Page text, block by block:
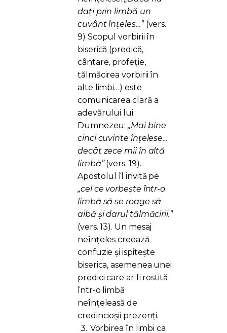
dați prin limbă un
cuvânt înțeles…”(vers.
9) Scopul vorbirii în
biserică (predică,
cântare, profeție,
tălmăcirea vorbirii în
alte limbi…) este
comunicarea clară a
adevărului lui
Dumnezeu:„Mai bine
cinci cuvinte înțelese…
decât zece mii în altă
limbă”(vers. 19).
Apostolul îl invită pe
„cel ce vorbește într-o
limbă să se roage să
aibă și darul tălmăcirii.”
(vers. 13). Un mesaj
neînțeles creează
confuzie și ispitește
biserica, asemenea unei
predici care ar fi rostită
într-o limbă
neînțeleasă de
credincioșii prezenți.
3. Vorbirea în limbi ca